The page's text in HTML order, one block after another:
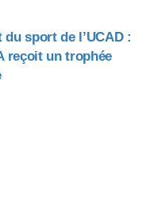
sport de l’UCAD :
reçoit un trophée